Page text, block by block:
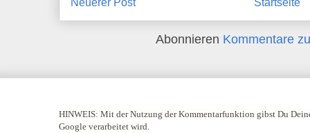
Abonnieren Kommentare
HINWEIS: Mit der Nutzung der Kommentarfunktion gibst Du
Google verarbeitet wird.